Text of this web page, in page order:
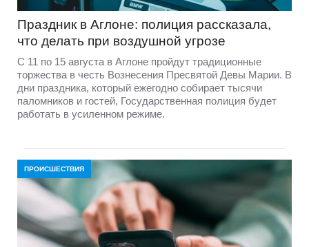
Праздник в Аглоне: полиция рассказала,
что делать при воздушной угрозе
С 11 по 15 августа в Аглоне пройдут традиционные
торжества в честь Вознесения Пресвятой Девы Марии. В
дни праздника, который ежегодно собирает тысячи
паломников и гостей, Государственная полиция будет
работать в усиленном режиме.
ПРОИСШЕСТВИЯ